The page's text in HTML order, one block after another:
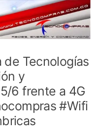
de Tecnologías
y
6 frente a 4G
#Wifi